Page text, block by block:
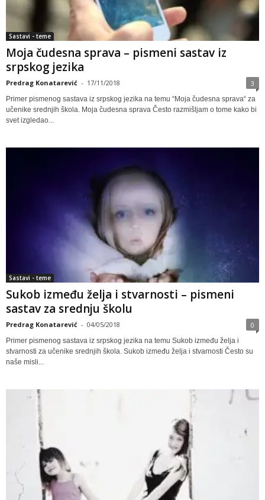
Sastavi - teme
Moja čudesna sprava – pismeni sastav iz
srpskog jezika
Predrag Konatarević - 17/11/2018 3
Primer pismenog sastava iz srpskog jezika na temu “Moja čudesna sprava“ za
učenike srednjih škola. Moja čudesna sprava Često razmišljam o tome kako bi
svet izgledao...
Sastavi - teme
Sukob između želja i stvarnosti – pismeni
sastav za srednju školu
Predrag Konatarević - 04/05/2018 0
Primer pismenog sastava iz srpskog jezika na temu Sukob između želja i
stvarnosti za učenike srednjih škola. Sukob između želja i stvarnosti Često su
naše misli...